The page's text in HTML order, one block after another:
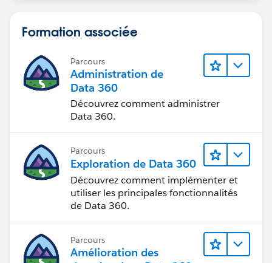
Formation associée
Parcours
Administration de
Data 360
Découvrez comment administrer
Data 360.
Parcours
Exploration de Data 360
Découvrez comment implémenter et
utiliser les principales fonctionnalités
de Data 360.
Parcours
Amélioration des